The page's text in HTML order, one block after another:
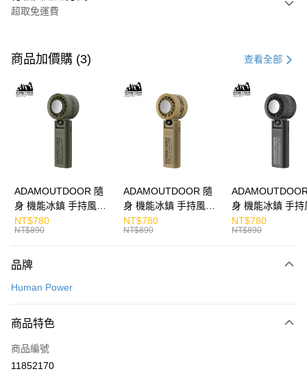
超取免運費
信用卡一次付款
LINE Pay
Apple Pay
運送方式
免運費
付款後7-11取貨
宅配
每筆NT$130，滿NT$399(含以上)免運費
商品加價購 (3) 查看全部
ADAMOUTDOOR 隨
身 機能冰鎮 手持風扇
掛繩
NT$780
NT$890
ADAMOUTDOOR 隨
身 機能冰鎮 手持風扇
掛繩
NT$780
NT$890
身 機能冰鎮 手持
掛繩
NT$780
NT$890
品牌
Human Power
商品特色
商品編號
11852170